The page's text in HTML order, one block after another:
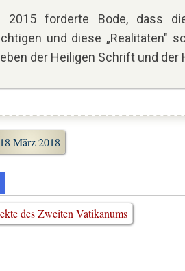
2015 forderte Bode, dass
und diese „Realitäten"
der Heiligen Schrift und der
18 März 2018
des Zweiten Vatikanums